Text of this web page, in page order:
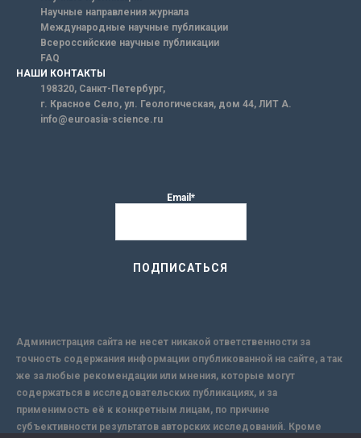
Научные направления журнала
Международные научные публикации
Всероссийские научные публикации
FAQ
НАШИ КОНТАКТЫ
198320, Санкт-Петербург,
г. Красное Село, ул. Геологическая, дом 44, ЛИТ А.
info@euroasia-science.ru
Email*
Администрация сайта не несет никакой ответственности за
точность содержания информации опубликованной на сайте, а так
же за любые рекомендации или мнения, которые могут
содержаться в исследовательских публикациях, и за
применимость её к конкретным лицам, по причине
субъективности результатов авторских исследований. Кроме